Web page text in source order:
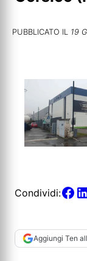
PUBBLICATO IL 19
Condividi:
Aggiungi Ten